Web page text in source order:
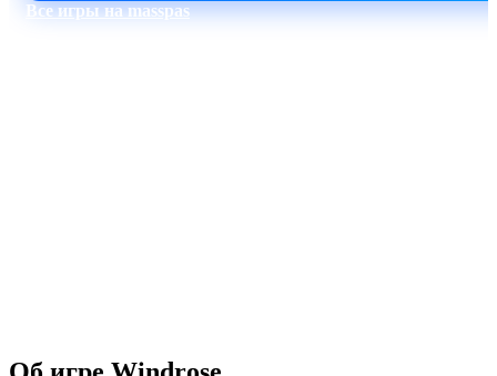
Все игры на masspas